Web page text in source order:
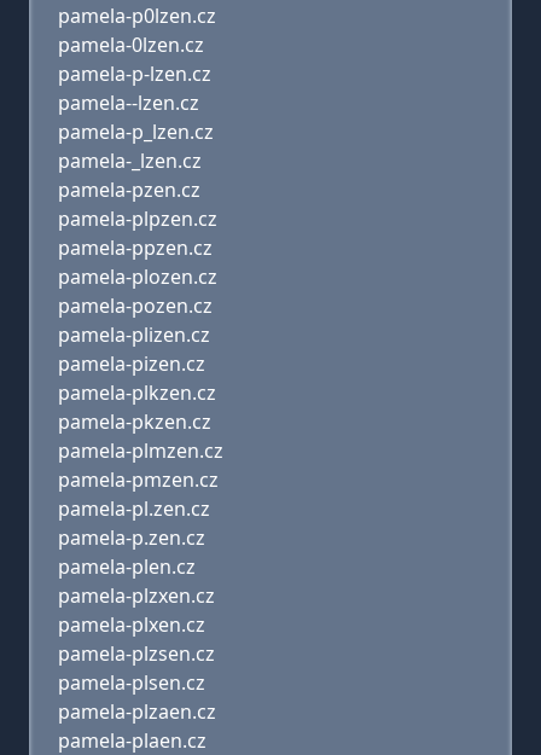
pamela-p0lzen.cz
pamela-0lzen.cz
pamela-p-lzen.cz
pamela--lzen.cz
pamela-p_lzen.cz
pamela-_lzen.cz
pamela-pzen.cz
pamela-plpzen.cz
pamela-ppzen.cz
pamela-plozen.cz
pamela-pozen.cz
pamela-plizen.cz
pamela-pizen.cz
pamela-plkzen.cz
pamela-pkzen.cz
pamela-plmzen.cz
pamela-pmzen.cz
pamela-pl.zen.cz
pamela-p.zen.cz
pamela-plen.cz
pamela-plzxen.cz
pamela-plxen.cz
pamela-plzsen.cz
pamela-plsen.cz
pamela-plzaen.cz
pamela-plaen.cz